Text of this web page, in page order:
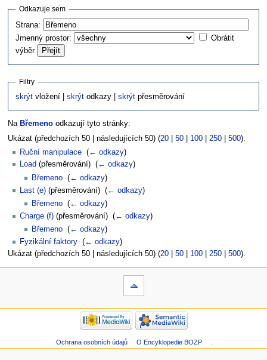
Skočit
navigaci
Skočit
vyhledávání
Odkazuje sem
Strana:
Jmenný prostor:
Obrátit
výběr
Filtry
skrýt vložení |skrýt odkazy |skrýt přesměrování
Na Břemenoodkazují tyto stránky:
Ukázat (předchozích 50 | následujících 50) (20| 50| 100| 250| 500).
Ruční manipulace (← odkazy)
Load (přesměrování) ‎ (← odkazy)
Břemeno ‎(← odkazy)
Last (e) (přesměrování) ‎ (← odkazy)
Břemeno ‎(← odkazy)
Charge (f) (přesměrování) ‎ (← odkazy)
Břemeno ‎(← odkazy)
Fyzikální faktory (← odkazy)
Ukázat (předchozích 50 | následujících 50) (20| 50| 100| 250| 500).
Ochrana osobních údajů O Encyklopedie BOZP